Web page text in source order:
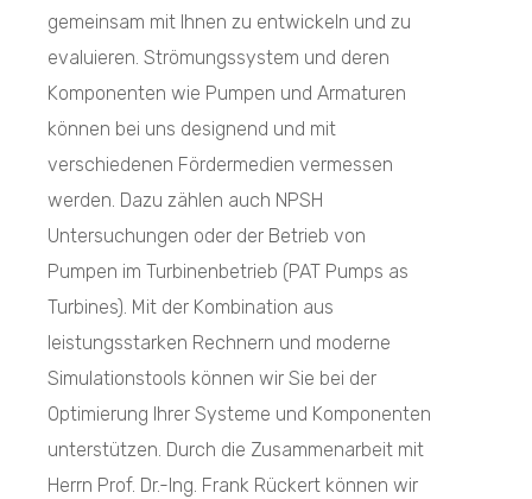
gemeinsam mit Ihnen zu entwickeln und zu
evaluieren. Strömungssystem und deren
Komponenten wie Pumpen und Armaturen
können bei uns designend und mit
verschiedenen Fördermedien vermessen
werden. Dazu zählen auch NPSH
Untersuchungen oder der Betrieb von
Pumpen im Turbinenbetrieb (PAT Pumps as
Turbines). Mit der Kombination aus
leistungsstarken Rechnern und moderne
Simulationstools können wir Sie bei der
Optimierung Ihrer Systeme und Komponenten
unterstützen. Durch die Zusammenarbeit mit
Herrn Prof. Dr.-Ing. Frank Rückert können wir